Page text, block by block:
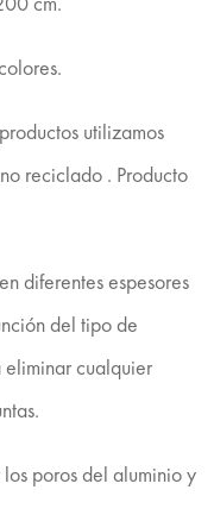
utilizamos
reciclado . Producto
diferentes espesores
del tipo de
cualquier
poros del aluminio y